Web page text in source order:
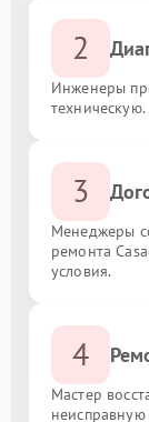
2
Инженеры
3
Менеджеры
ремонта
условия.
4
Мастер